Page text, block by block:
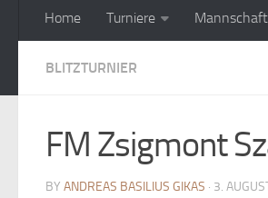
Home Turniere
BLITZTURNIER
FM Zsigmont
BY ANDREAS BASILIUS GIKAS · 3.